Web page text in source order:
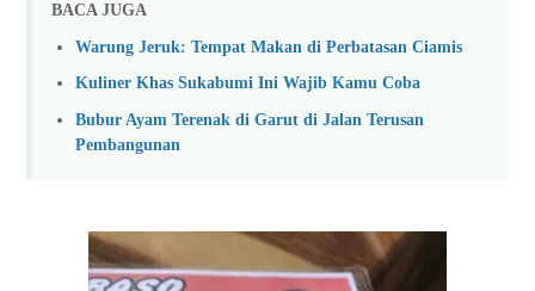
BACA JUGA
Warung Jeruk: Tempat Makan di Perbatasan Ciamis
Kuliner Khas Sukabumi Ini Wajib Kamu Coba
Bubur Ayam Terenak di Garut di Jalan Terusan
Pembangunan